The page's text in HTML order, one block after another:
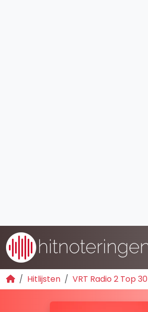
Hitlijsten VRT Radio 2 Top 30